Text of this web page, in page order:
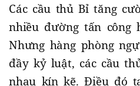
Các cầu thủ Bỉ tăng
nhiều đường tấn công
Nhưng hàng phòng
đầy kỷ luật, các cầu
nhau kín kẽ. Điều đó